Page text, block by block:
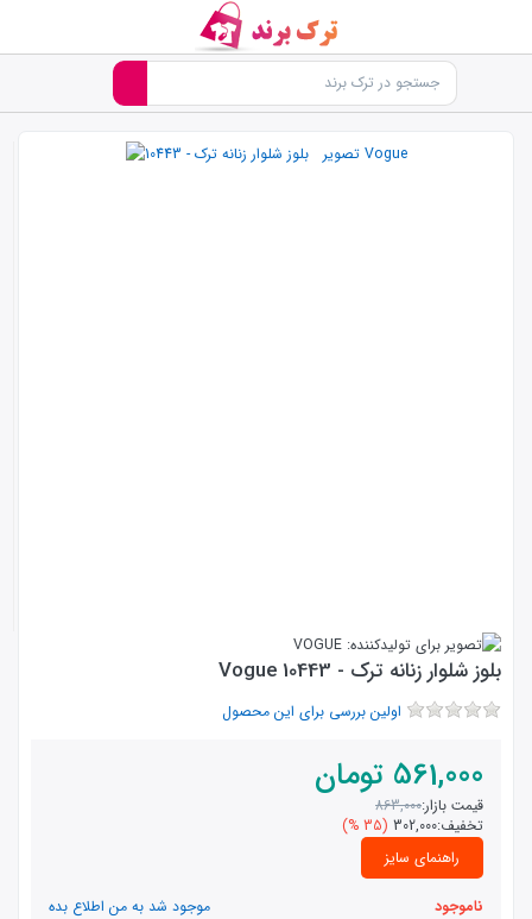
بلوز شلوار زنانه ترک - 10443 Vogue
اولین بررسی برای این محصول
561,000 تومان
قیمت بازار:863,000
تخفیف:302,000
(35 %)
راهنمای سایز
ناموجود
موجود شد به من اطلاع بده